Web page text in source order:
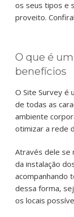
os seus tipos e
proveito. Confira!
O que é
benefícios
O Site Survey é
de todas as
ambiente
otimizar a rede
Através dele se
da instalação
acompanhando
dessa forma,
os locais